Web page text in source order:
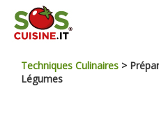
Techniques Culinaires >
Légumes